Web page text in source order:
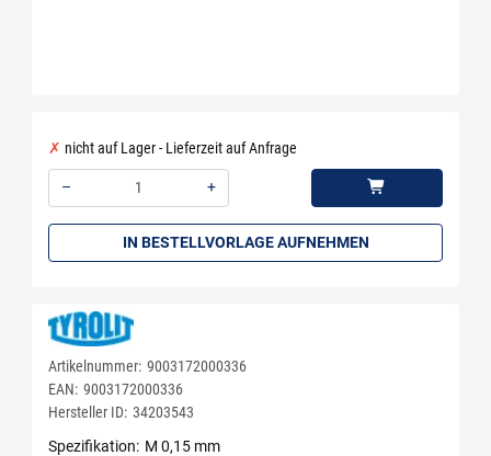
nicht auf Lager - Lieferzeit auf Anfrage
–
+
IN BESTELLVORLAGE AUFNEHMEN
Artikelnummer: 9003172000336
EAN: 9003172000336
Hersteller ID: 34203543
Spezifikation
M 0,15 mm